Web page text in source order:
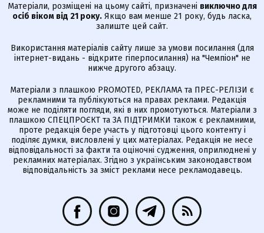
Матеріали, розміщені на цьому сайті, призначені виключно для
осіб віком від 21 року. Якщо вам менше 21 року, будь ласка,
залиште цей сайт.
Використання матеріалів сайту лише за умови посилання (для
інтернет-видань - відкрите гіперпосилання) на "Чемпіон" не
нижче другого абзацу.
Матеріали з плашкою PROMOTED, РЕКЛАМА та ПРЕС-РЕЛІЗИ є
рекламними та публікуються на правах реклами. Редакція
може не поділяти погляди, які в них промотуються. Матеріали з
плашкою СПЕЦПРОЄКТ та ЗА ПІДТРИМКИ також є рекламними,
проте редакція бере участь у підготовці цього контенту і
поділяє думки, висловлені у цих матеріалах. Редакція не несе
відповідальності за факти та оціночні судження, оприлюднені у
рекламних матеріалах. Згідно з українським законодавством
відповідальність за зміст реклами несе рекламодавець.